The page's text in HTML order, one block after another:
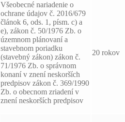
Všeobecné nariadenie o
ochrane údajov č. 2016/679
článok 6, ods. 1, písm. c) a
e), zákon č. 50/1976 Zb. o
územnom plánovaní a
stavebnom poriadku
(stavebný zákon) zákon č.
71/1976 Zb. o správnom
konaní v znení neskorších
predpisov zákon č. 369/1990
Zb. o obecnom zriadení v
znení neskorších predpisov
20 rokov